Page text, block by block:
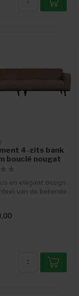
4-zits bank
bouclé nougat
en elegant design
van de bekende